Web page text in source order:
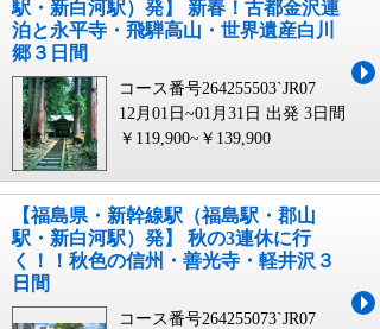
駅・新白河駅）発】 新春！古都金沢連
泊と永平寺・飛騨高山・世界遺産白川
郷３日間
コース番号264255503`JR07
12月01日~01月31日 出発 3日間
￥119,900~￥139,900
【福島県・新幹線駅（福島駅・郡山
駅・新白河駅）発】 秋の3連休に行
く！！秋色の信州・善光寺・軽井沢３
日間
コース番号264255073`JR07